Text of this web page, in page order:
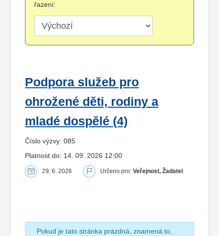
řazení:
Podpora služeb pro
ohrožené děti, rodiny a
mladé dospělé (4)
Číslo výzvy: 085
Platnost do: 14. 09. 2026 12:00
29. 6. 2026 Určeno pro: Veřejnost, Žadatel
Pokud je tato stránka prázdná, znamená to,